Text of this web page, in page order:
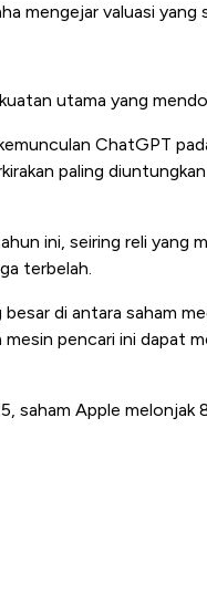
mengejar valuasi yang
utama yang
ChatGPT
paling
ini, seiring reli yang
terbelah.
di antara saham
pencari ini dapat
saham Apple melonjak